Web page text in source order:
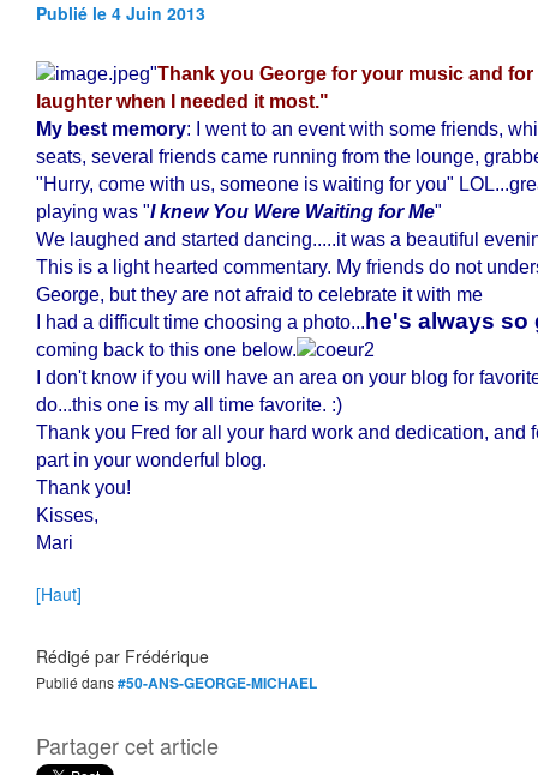
Publié le 4 Juin 2013
"Thank you George for your music and
laughter when I needed it most."
My best memory: I went to an event with some friends,
seats, several friends came running from the lounge,
"Hurry, come with us, someone is waiting for you"
playing was "I knew You Were Waiting for Me"
We laughed and started dancing.....it was a beautiful
This is a light hearted commentary. My friends do not
George, but they are not afraid to celebrate it with me
I had a difficult time choosing a photo... he's always so
coming back to this one below.
I don't know if you will have an area on your blog for
do...this one is my all time favorite. :)
Thank you Fred for all your hard work and dedication, and
part in your wonderful blog.
Thank you!
Kisses,
Mari
[Haut]
Rédigé par Frédérique
Publié dans#50-ANS-GEORGE-MICHAEL
Partager cet article